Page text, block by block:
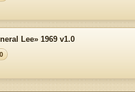
Lee» 1969 v1.0